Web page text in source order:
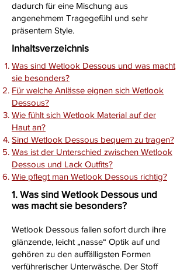
dadurch für eine Mischung aus
angenehmem Tragegefühl und sehr
präsentem Style.
Inhaltsverzeichnis
Was sind Wetlook Dessous und was macht
sie besonders?
Für welche Anlässe eignen sich Wetlook
Dessous?
Wie fühlt sich Wetlook Material auf der
Haut an?
Sind Wetlook Dessous bequem zu tragen?
Was ist der Unterschied zwischen Wetlook
Dessous und Lack Outfits?
Wie pflegt man Wetlook Dessous richtig?
1. Was sind Wetlook Dessous und
was macht sie besonders?
Wetlook Dessous fallen sofort durch ihre
glänzende, leicht „nasse“ Optik auf und
gehören zu den auffälligsten Formen
verführerischer Unterwäsche. Der Stoff